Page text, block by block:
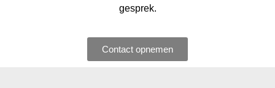
gesprek.
Contact opnemen